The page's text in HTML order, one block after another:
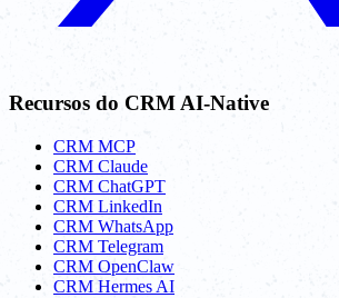
Recursos do CRM AI-Native
CRM MCP
CRM Claude
CRM ChatGPT
CRM LinkedIn
CRM WhatsApp
CRM Telegram
CRM OpenClaw
CRM Hermes AI